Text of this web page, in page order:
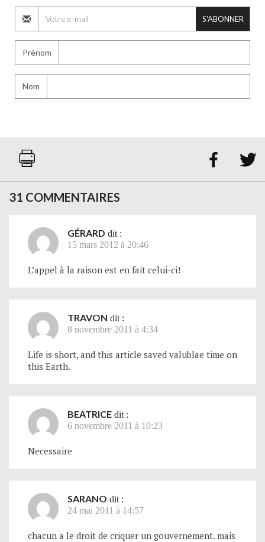
S'ABONNER
Prénom
Nom
 
31 COMMENTAIRES
GÉRARD dit :
15 mars 2012 à 20:46
L’appel à la raison est en fait celui-ci!
TRAVON dit :
8 novembre 2011 à 4:34
Life is short, and this article saved valublae time on
this Earth.
BEATRICE dit :
6 novembre 2011 à 10:23
Necessaire
SARANO dit :
24 mai 2011 à 14:57
chacun a le droit de criquer un gouvernement. mais